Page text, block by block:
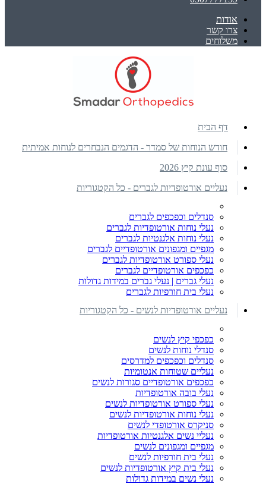
אודות
צרו קשר
משלוחים
דף הבית
חודש הנוחות של סמדר - הדגמים הנבחרים לנוחות אמיתית
סוף עונת קיץ 2026
נעליים אורטופדיות לגברים - כל הקטגוריות
סנדלים וכפכפים לגברים
נעלי נוחות אורטופדיות לגברים
נעלי נוחות אלגנטיות לגברים
מגפיים ומגפונים אורטופדיים לגברים
נעלי ספורט אורטופדיות לגברים
כפכפים אורטופדיים לגברים
נעלי גברים | נעלי גברים במידות גדולות
נעלי בית חורפיות לגברים
נעליים אורטופדיות לנשים - כל הקטגוריות
כפכפי קיץ לנשים
סנדלי נוחות לנשים
סנדלים וכפכפים למדרסים
נעליים שטוחות אנטומיות
כפכפים אורטופדיים סגורות לנשים
נעלי בובה אורטופדיות
נעלי ספורט אורטופדיות לנשים
נעלי נוחות אורטופדיות לנשים
סניקרס אורטופדי לנשים
נעליי נשים אלגנטיות אורטופדיות
מגפיים ומגפונים לנשים
נעלי בית חורפיות לנשים
נעלי בית קיץ אורטופדיות לנשים
נעלי נשים במידות גדולות